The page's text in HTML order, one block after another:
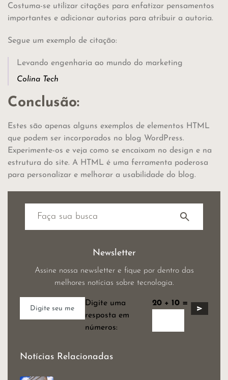
Costuma-se utilizar citações para enfatizar pensamentos
importantes e adicionar autorias para atribuir a autoria.
Segue um exemplo de citação:
Levando engenharia ao mundo do marketing
Colina Tech
Conclusão:
Estes são apenas alguns exemplos de elementos HTML
que podem ser incorporados no blog WordPress.
Experimente-os e veja como se encaixam no design e na
estrutura do site. A HTML é uma ferramenta poderosa
para personalizar e melhorar a usabilidade do blog.
Newsletter
Assine nossa newsletter e fique por dentro das
melhores notícias sobre tecnologia.
Digite uma
resposta em
números:
20 + 10 =
Notícias Relacionadas